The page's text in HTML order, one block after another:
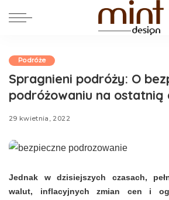
Podróże
Spragnieni podróży: O
podróżowaniu na ostatnią
29 kwietnia, 2022
Jednak w dzisiejszych czasach,
walut, inflacyjnych zmian cen i